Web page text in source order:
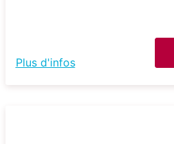
Plus d'infos